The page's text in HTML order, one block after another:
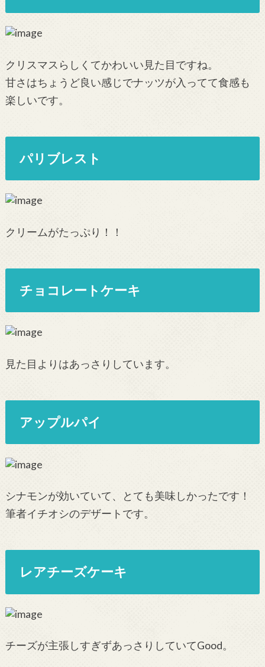
クリスマスらしくてかわいい見た目ですね。
甘さはちょうど良い感じでナッツが入ってて食感も
楽しいです。
パリブレスト
クリームがたっぷり！！
チョコレートケーキ
見た目よりはあっさりしています。
アップルパイ
シナモンが効いていて、とても美味しかったです！
筆者イチオシのデザートです。
レアチーズケーキ
チーズが主張しすぎずあっさりしていてGood。